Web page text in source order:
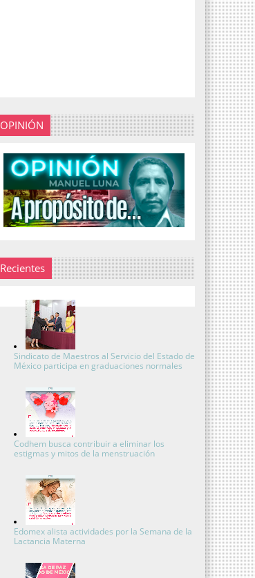
OPINIÓN
Recientes
Sindicato de Maestros al Servicio del Estado de
México participa en graduaciones normales
Codhem busca contribuir a eliminar los
estigmas y mitos de la menstruación
Edomex alista actividades por la Semana de la
Lactancia Materna